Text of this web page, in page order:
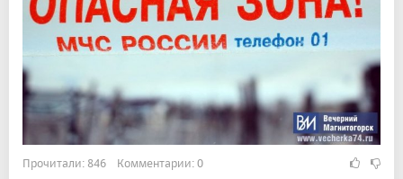
Прочитали: 846 Комментарии: 0